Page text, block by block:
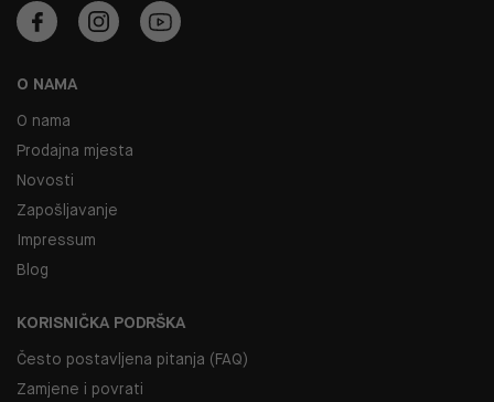
O NAMA
O nama
Prodajna mjesta
Novosti
Zapošljavanje
Impressum
Blog
KORISNIČKA PODRŠKA
Često postavljena pitanja (FAQ)
Zamjene i povrati